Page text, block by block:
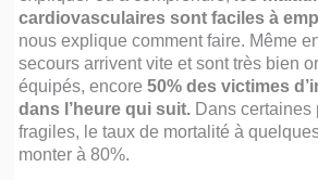
cardiovasculaires sont faciles à
nous explique comment faire. Même
secours arrivent vite et sont très bien
équipés, encore50% des victimes
dans l’heure qui suit. Dans
fragiles, le taux de mortalité à
monter à 80%.